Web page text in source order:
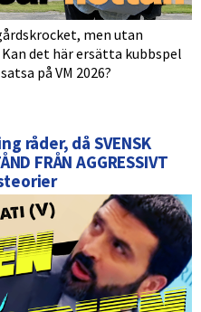
men utan
det här ersätta kubbspel
på VM 2026?
råder, då SVENSK
FRÅN AGGRESSIVT